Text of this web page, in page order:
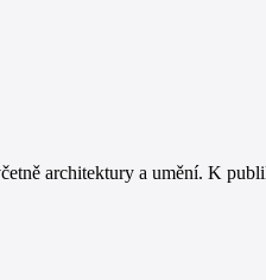
architektury a umění. K